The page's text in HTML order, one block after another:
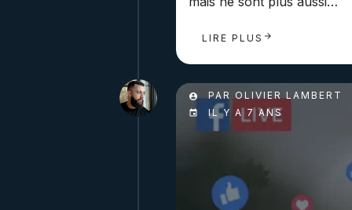
LIRE PLUS
PAR OLIVIER LAMBERT
IL Y A 7 ANS